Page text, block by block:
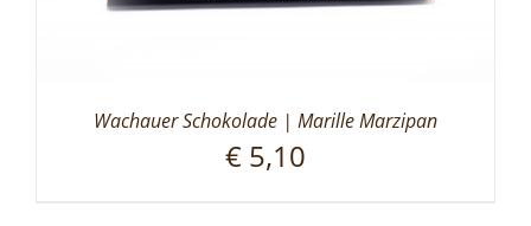
Wachauer Schokolade | Marille Marzipan
€ 5,10